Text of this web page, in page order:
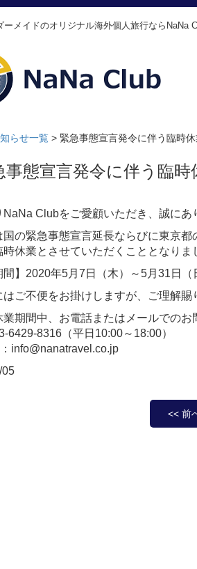
ーメイドのオリジナル海外個人旅行ならNaNa
らせ一覧 > 緊急事態宣言発令に伴う臨時
事態宣言発令に伴う臨
NaNa Clubをご愛顧いただき、誠にあ
国の緊急事態宣言延長ならびに東京
休業とさせていただくこととなりま
間】2020年5月7日（木）～5月31日（
はご不便をお掛けしますが、ご理解賜
期間中、お電話またはメールでのお
6429-8316（平日10:00～18:00）
info@nanatravel.co.jp
05
<< 前